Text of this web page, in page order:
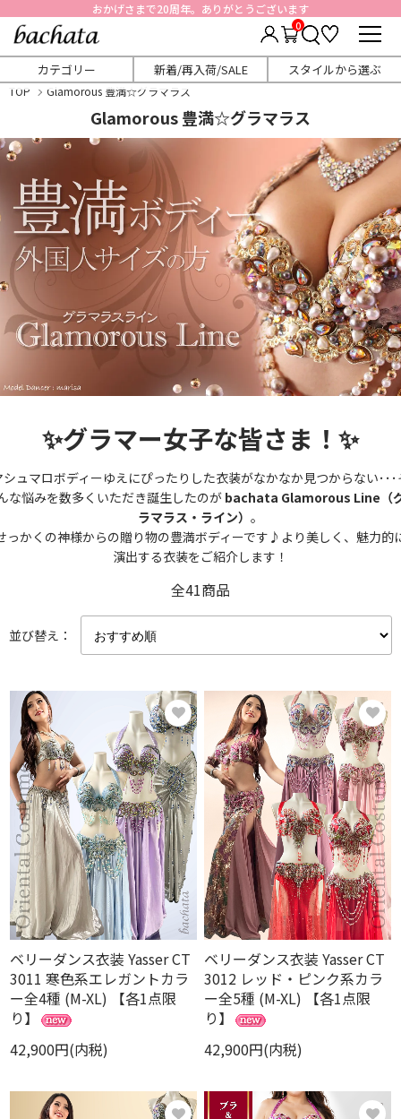
おかげさまで20周年。ありがとうございます
0
カテゴリー 新着/再入荷/SALE スタイルから選ぶ
TOP Glamorous 豊満☆グラマラス
Glamorous 豊満☆グラマラス
✨グラマー女子な皆さま！✨
シュマロボディーゆえにぴったりした衣装がなかなか見つからない･･･
な悩みを数多くいただき誕生したのが bachata Glamorous Line（
ラマラス・ライン） 。
っかくの神様からの贈り物の豊満ボディーです♪より美しく、魅力的
演出する衣装をご紹介します！
全41商品
並び替え：
ベリーダンス衣装 Yasser CT
3011 寒色系エレガントカラ
ー全4種 (M-XL) 【各1点限
り】
42,900円(内税)
ベリーダンス衣装 Yasser CT
3012 レッド・ピンク系カラ
ー全5種 (M-XL) 【各1点限
り】
42,900円(内税)